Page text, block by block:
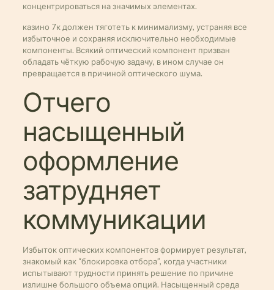
концентрироваться на значимых элементах.
казино 7к должен тяготеть к минимализму, устраняя все
избыточное и сохраняя исключительно необходимые
компоненты. Всякий оптический компонент призван
обладать чёткую рабочую задачу, в ином случае он
превращается в причиной оптического шума.
Отчего
насыщенный
оформление
затрудняет
коммуникации
Избыток оптических компонентов формирует результат,
знакомый как “блокировка отбора”, когда участники
испытывают трудности принять решение по причине
излишне большого объема опций. Насыщенный среда